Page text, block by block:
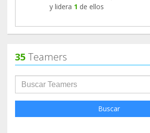
y lidera 1 de ellos
35 Teamers
Buscar